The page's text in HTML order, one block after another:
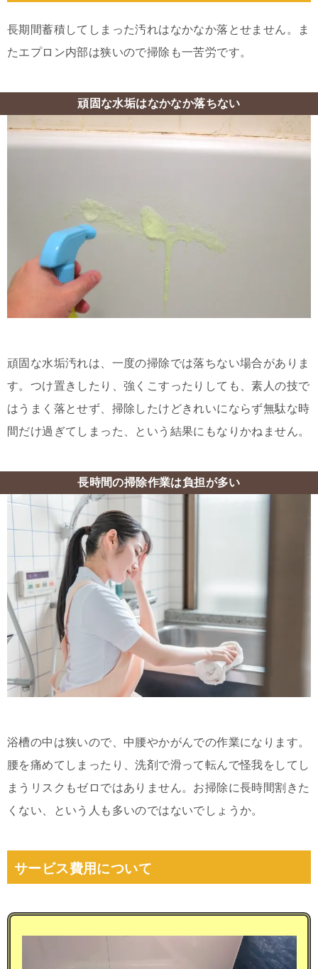
長期間蓄積してしまった汚れはなかなか落とせません。ま
たエプロン内部は狭いので掃除も一苦労です。
頑固な水垢はなかなか落ちない
頑固な水垢汚れは、一度の掃除では落ちない場合がありま
す。つけ置きしたり、強くこすったりしても、素人の技で
はうまく落とせず、掃除したけどきれいにならず無駄な時
間だけ過ぎてしまった、という結果にもなりかねません。
長時間の掃除作業は負担が多い
浴槽の中は狭いので、中腰やかがんでの作業になります。
腰を痛めてしまったり、洗剤で滑って転んで怪我をしてし
まうリスクもゼロではありません。お掃除に長時間割きた
くない、という人も多いのではないでしょうか。
サービス費用について